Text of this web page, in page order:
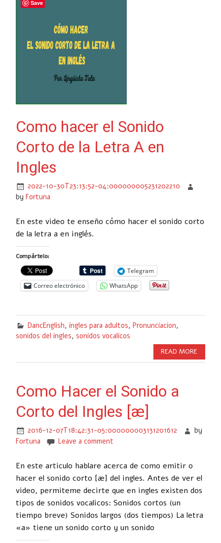
Como hacer el Sonido
Corto de la Letra A en
Ingles
2022-10-30T23:13:52-04:000000005231202210
by Fortuna
En este video te enseño cómo hacer el sonido corto
de la letra a en inglés.
Compártelo:
Telegram
Correo electrónico
WhatsApp
DancEnglish, ingles para adultos, Pronunciacion,
sonidos del ingles, sonidos vocalicos
READ MORE
Como Hacer el Sonido a
Corto del Ingles [æ]
2016-12-07T18:42:31-05:000000003131201612
by
Fortuna
Leave a comment
En este articulo hablare acerca de como emitir o
hacer el sonido corto [æ] del ingles. Antes de ver el
video, permiteme decirte que en ingles existen dos
tipos de sonidos vocalicos: Sonidos cortos (un
tiempo breve) Sonidos largos (dos tiempos) La letra
«a» tiene un sonido corto y un sonido
Save